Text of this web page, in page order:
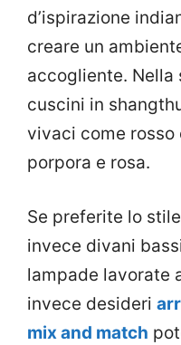
d’ispirazione
creare un
accogliente. Nella
cuscini in
vivaci come rosso
porpora e rosa.
Se preferite lo
invece divani
lampade lavorate
invece desideri
mix and match